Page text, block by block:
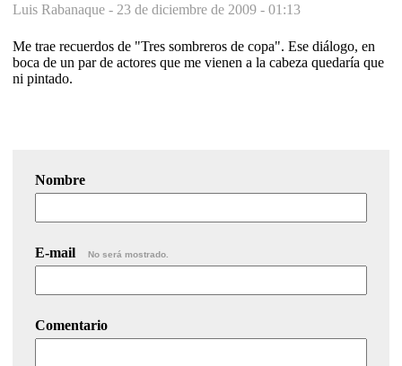
Luis Rabanaque - 23 de diciembre de 2009 - 01:13
Me trae recuerdos de "Tres sombreros de copa". Ese diálogo, en
boca de un par de actores que me vienen a la cabeza quedaría que
ni pintado.
Nombre
E-mail No será mostrado.
Comentario